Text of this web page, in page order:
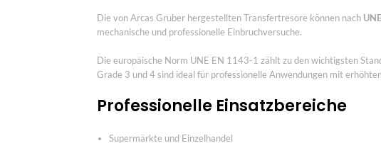
Die von Arcas Gruber hergestellten Transfertresore können nach
mechanische und professionelle Einbruchversuche.
Die europäische Norm UNE EN 1143-1 zählt zu den wichtigsten
Grade 3 und 4 sind ideal für professionelle Anwendungen mit
Professionelle Einsatzbereiche
Supermärkte und Einzelhandel